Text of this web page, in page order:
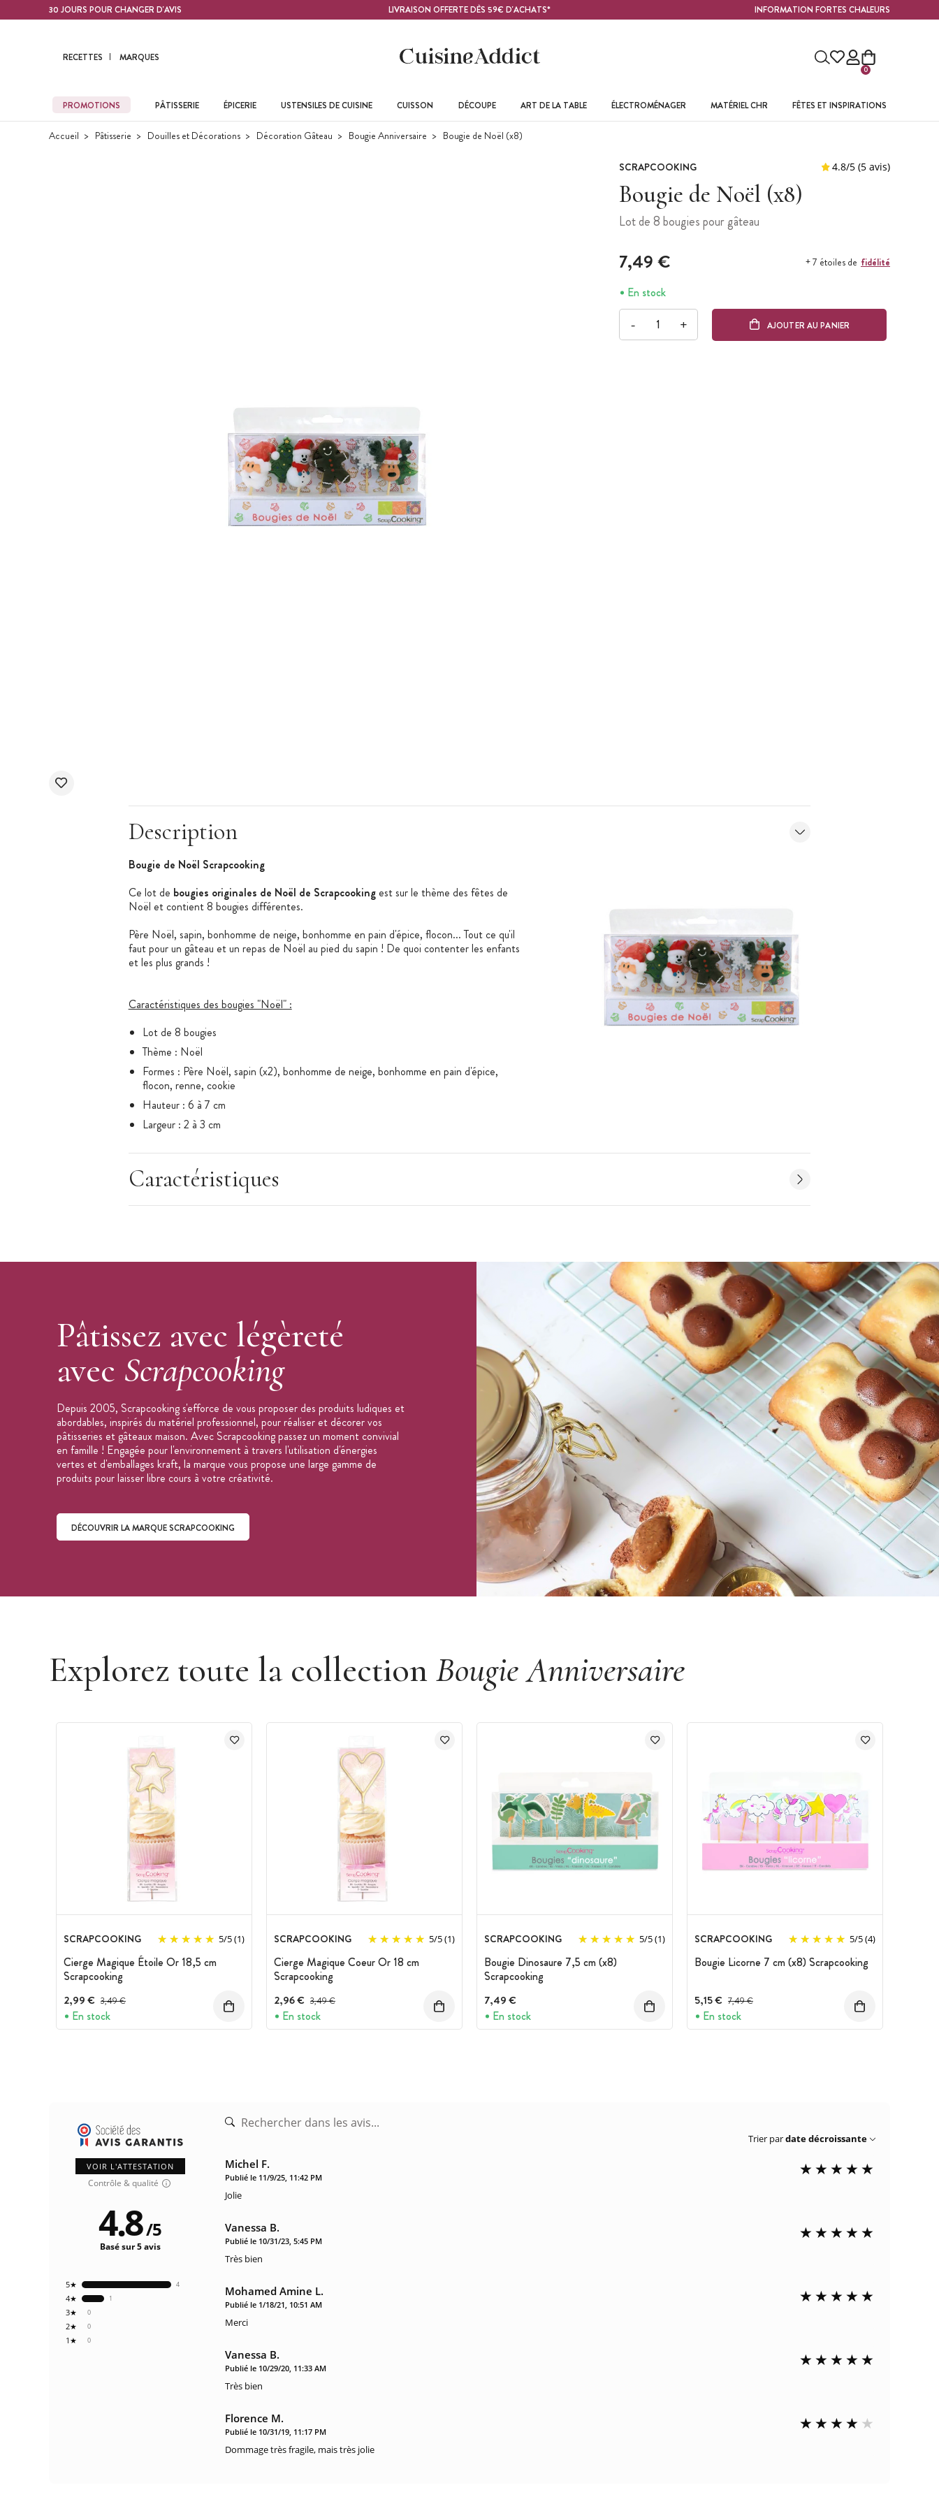
Contenu principal30 JOURS POUR CHANGER D'AVIS LIVRAISON OFFERTE DÈS 59€ D'ACHATS* INFORMATION FORTES CHALEURS
RECETTES MARQUES
0
PROMOTIONS PÂTISSERIE ÉPICERIE USTENSILES DE CUISINE CUISSON DÉCOUPE ART DE LA TABLE ÉLECTROMÉNAGER MATÉRIEL CHR FÊTES ET INSPIRATIONS
Accueil Pâtisserie Douilles et Décorations Décoration Gâteau Bougie Anniversaire Bougie de Noël (x8)
SCRAPCOOKING
Bougie de Noël (x8)
Lot de 8 bougies pour gâteau
7,49 € + 7 étoiles de fidélité
En stock
- + AJOUTER AU PANIER
Description
Bougie de Noël Scrapcooking
Ce lot de bougies originales de Noël de Scrapcooking est sur le thème des fêtes de
Noël et contient 8 bougies différentes.
Père Noël, sapin, bonhomme de neige, bonhomme en pain d'épice, flocon... Tout ce qu'il
faut pour un gâteau et un repas de Noël au pied du sapin ! De quoi contenter les enfants
et les plus grands !
Caractéristiques des bougies "Noël" :
Lot de 8 bougies
Thème : Noël
Formes : Père Noël, sapin (x2), bonhomme de neige, bonhomme en pain d'épice,
flocon, renne, cookie
Hauteur : 6 à 7 cm
Largeur : 2 à 3 cm
Caractéristiques
Pâtissez avec légèreté
avec Scrapcooking
Depuis 2005, Scrapcooking s'efforce de vous proposer des produits ludiques et
abordables, inspirés du matériel professionnel, pour réaliser et décorer vos
pâtisseries et gâteaux maison. Avec Scrapcooking passez un moment convivial
en famille ! Engagée pour l'environnement à travers l'utilisation d'énergies
vertes et d'emballages kraft, la marque vous propose une large gamme de
produits pour laisser libre cours à votre créativité.
DÉCOUVRIR LA MARQUE SCRAPCOOKING
Explorez toute la collection Bougie Anniversaire
SCRAPCOOKING 5/5(1)
Cierge Magique Étoile Or 18,5 cm
Scrapcooking
2,99 € Prix avant réduction :
3,49 €
En stock
SCRAPCOOKING 5/5(1)
Cierge Magique Coeur Or 18 cm
Scrapcooking
2,96 € Prix avant réduction :
3,49 €
En stock
SCRAPCOOKING 5/5(1)
Bougie Dinosaure 7,5 cm (x8)
Scrapcooking
7,49 €
En stock
SCRAPCOOKING 5/5(4)
Bougie Licorne 7 cm (x8) Scrapcooking
5,15 € Prix avant réduction :
7,49 €
En stock
VOIR L'ATTESTATION
Contrôle & qualité
0
1★
0
2★
0
3★
1
4★
4
5★
4.8/5
Basé sur 5 avis
Trier pardate décroissante
Michel F.
Publié le 11/9/25, 11:42 PM
Jolie
Vanessa B.
Publié le 10/31/23, 5:45 PM
Très bien
Mohamed Amine L.
Publié le 1/18/21, 10:51 AM
Merci
Vanessa B.
Publié le 10/29/20, 11:33 AM
Très bien
Florence M.
Publié le 10/31/19, 11:17 PM
Dommage très fragile, mais très jolie